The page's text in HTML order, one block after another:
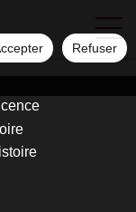
Refuser